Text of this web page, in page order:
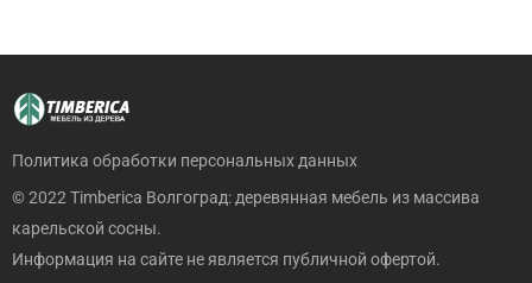
Политика обработки персональных данных
© 2022 Timberica Волгоград: деревянная мебель из массива
карельской сосны.
Информация на сайте не является публичной офертой.